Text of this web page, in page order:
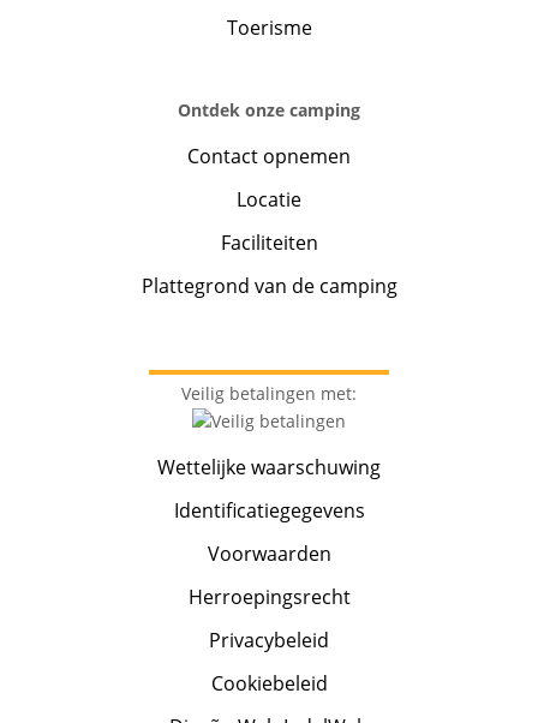
Toerisme
Ontdek onze camping
Contact opnemen
Locatie
Faciliteiten
Plattegrond van de camping
Veilig betalingen met:
Wettelijke waarschuwing
Identificatiegegevens
Voorwaarden
Herroepingsrecht
Privacybeleid
Cookiebeleid